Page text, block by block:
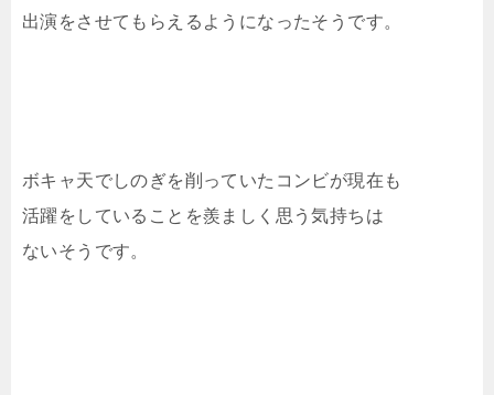
出演をさせてもらえるようになったそうです。
ボキャ天でしのぎを削っていたコンビが現在も
活躍をしていることを羨ましく思う気持ちは
ないそうです。